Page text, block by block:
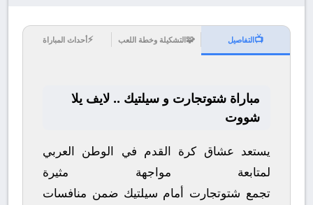
📺التفاصيل 🧩التشكيلة وخطة اللعب ⚡أحداث المباراة
مباراة شتوتجارت و سيلتيك .. لايف يلا
شووت
يستعد عشاق كرة القدم في الوطن العربي
لمتابعة مواجهة مثيرة
تجمع شتوتجارت أمام سيلتيك ضمن منافسات